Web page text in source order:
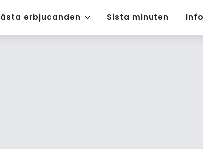
erbjudanden Sista minuten Info